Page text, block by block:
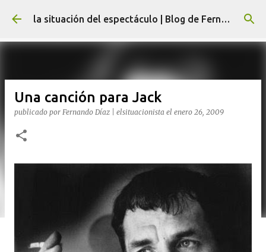
Ir al contenido principal la situación del espectáculo | Blog de Fernando Díaz
Una canción para Jack
publicado por Fernando Díaz | elsituacionista el enero 26, 2009